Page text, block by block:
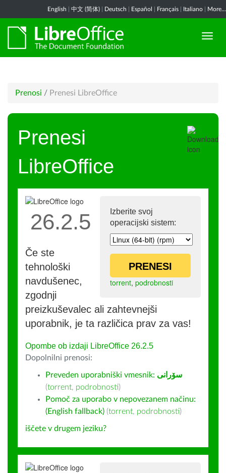
English 中文 (简体) Deutsch Español Français Italiano More...
Prenosi / Prenesi LibreOffice
Prenesi
LibreOffice
Izberite svoj
operacijski sistem:
PRENESI
torrent, podrobnosti
26.2.5
Če ste
tehnološki
navdušenec,
zgodnji
preizkuševalec ali zahtevnejši
uporabnik, je ta različica prav za vas!
Opombe ob izdaji LibreOffice 26.2.5
Dopolnilni prenosi:
Preveden uporabniški vmesnik: سۆرانی
(torrent, podrobnosti)
Pomoč za uporabo v nepovezanem načinu:
(English fallback) (torrent, podrobnosti)
iščete v drugem jeziku?